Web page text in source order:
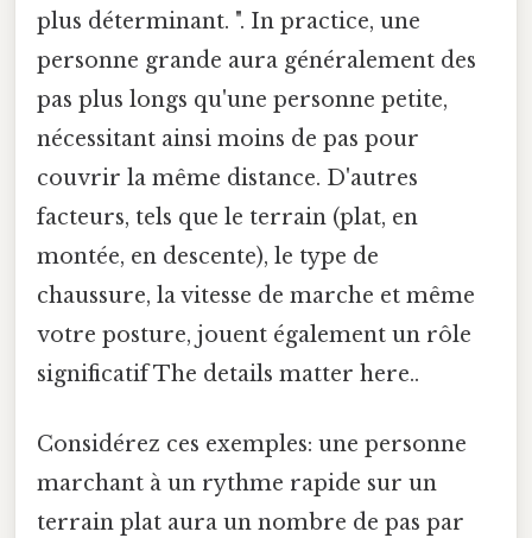
plus déterminant. ". In practice, une
personne grande aura généralement des
pas plus longs qu'une personne petite,
nécessitant ainsi moins de pas pour
couvrir la même distance. D'autres
facteurs, tels que le terrain (plat, en
montée, en descente), le type de
chaussure, la vitesse de marche et même
votre posture, jouent également un rôle
significatif The details matter here..
Considérez ces exemples: une personne
marchant à un rythme rapide sur un
terrain plat aura un nombre de pas par